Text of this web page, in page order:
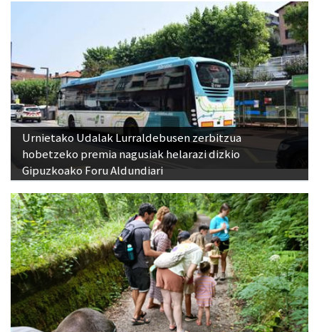
Urnietako Udalak Lurraldebusen zerbitzua
hobetzeko premia nagusiak helarazi dizkio
Gipuzkoako Foru Aldundiari